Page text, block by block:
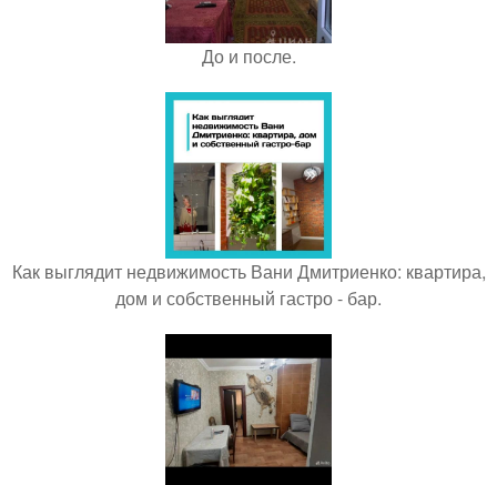
До и после.
Как выглядит недвижимость Вани Дмитриенко: квартира,
дом и собственный гастро - бар.